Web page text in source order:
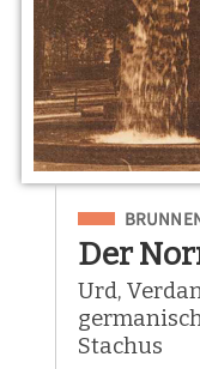
Eingeordnet
Der
Urd,
Stachus